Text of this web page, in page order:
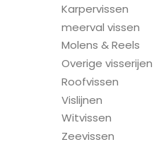
Karpervissen
meerval vissen
Molens & Reels
Overige visserijen
Roofvissen
Vislijnen
Witvissen
Zeevissen